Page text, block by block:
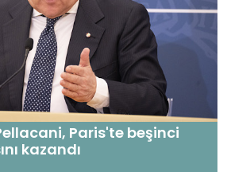
Paris'te beşinci
kazandı